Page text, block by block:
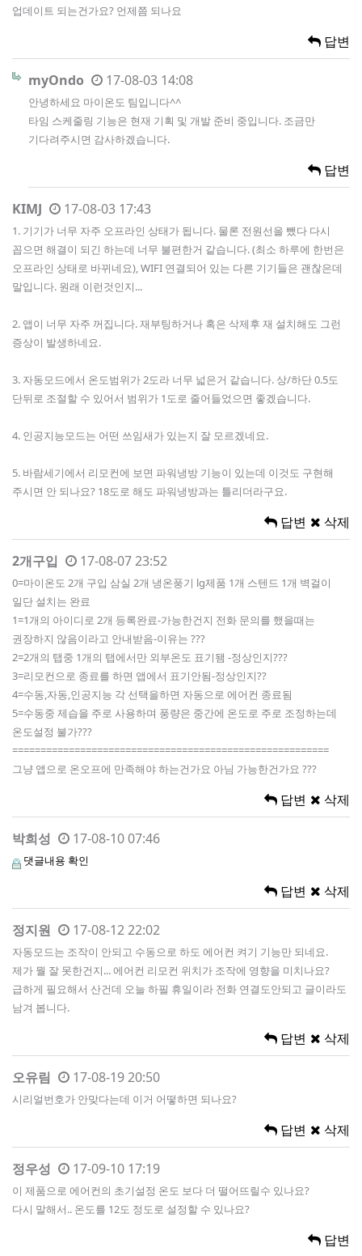
업데이트 되는건가요? 언제쯤 되나요
답변
myOndo 17-08-03 14:08
안녕하세요 마이온도 팀입니다^^
타임 스케줄링 기능은 현재 기획 및 개발 준비 중입니다. 조금만
기다려주시면 감사하겠습니다.
답변
KIMJ 17-08-03 17:43
1. 기기가 너무 자주 오프라인 상태가 됩니다. 물론 전원선을 뺐다 다시
꼽으면 해결이 되긴 하는데 너무 불편한거 같습니다. (최소 하루에 한번은
오프라인 상태로 바뀌네요), WIFI 연결되어 있는 다른 기기들은 괜찮은데
말입니다. 원래 이런것인지...
2. 앱이 너무 자주 꺼집니다. 재부팅하거나 혹은 삭제후 재 설치해도 그런
증상이 발생하네요.
3. 자동모드에서 온도범위가 2도라 너무 넓은거 같습니다. 상/하단 0.5도
단뒤로 조절할 수 있어서 범위가 1도로 줄어들었으면 좋겠습니다.
4. 인공지능모드는 어떤 쓰임새가 있는지 잘 모르겠네요.
5. 바람세기에서 리모컨에 보면 파워냉방 기능이 있는데 이것도 구현해
주시면 안 되나요? 18도로 해도 파워냉방과는 틀리더라구요.
답변 삭제
2개구입 17-08-07 23:52
0=마이온도 2개 구입 삼실 2개 냉온풍기 lg제품 1개 스텐드 1개 벽걸이
일단 설치는 완료
1=1개의 아이디로 2개 등록완료-가능한건지 전화 문의를 했을때는
권장하지 않음이라고 안내받음-이유는 ???
2=2개의 탭중 1개의 탭에서만 외부온도 표기됌 -정상인지???
3=리모컨으로 종료를 하면 앱에서 표기안됨-정상인지??
4=수동,자동,인공지능 각 선택을하면 자동으로 에어컨 종료됨
5=수동중 제습을 주로 사용하며 풍량은 중간에 온도로 주로 조정하는데
온도설정 불가???
========================================================
그냥 앱으로 온오프에 만족해야 하는건가요 아님 가능한건가요 ???
답변 삭제
박희성 17-08-10 07:46
댓글내용 확인
답변 삭제
정지원 17-08-12 22:02
자동모드는 조작이 안되고 수동으로 하도 에어컨 켜기 기능만 되네요.
제가 뭘 잘 못한건지... 에어컨 리모컨 위치가 조작에 영향을 미치나요?
급하게 필요해서 산건데 오늘 하필 휴일이라 전화 연결도안되고 글이라도
남겨 봅니다.
답변 삭제
오유림 17-08-19 20:50
시리얼번호가 안맞다는데 이거 어떻하면 되나요?
답변 삭제
정우성 17-09-10 17:19
이 제품으로 에어컨의 초기설정 온도 보다 더 떨어뜨릴수 있나요?
다시 말해서.. 온도를 12도 정도로 설정할 수 있나요?
답변